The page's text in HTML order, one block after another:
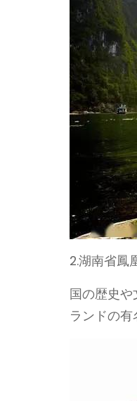
2.湖南省鳳
国の歴史
ランドの